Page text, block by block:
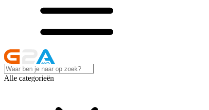
Alle categorieën